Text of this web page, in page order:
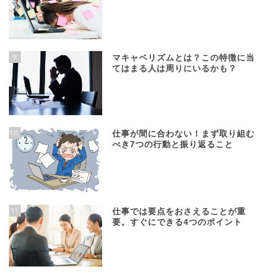
9
マキャベリズムとは？この特徴に当
てはまる人は周りにいるかも？
10
仕事が間に合わない！まず取り組む
べき7つの行動と振り返ること
11
仕事では要点をおさえることが重
要。すぐにできる4つのポイント